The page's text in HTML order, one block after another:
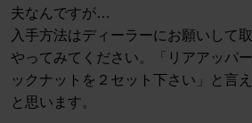
夫なんですが…
入手方法はディーラーにお願いして
やってみてください。「リアアッパ
ックナットを２セット下さい」と言
と思います。